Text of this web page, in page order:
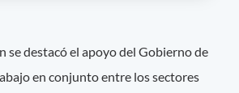
se destacó el apoyo del Gobierno de
en conjunto entre los sectores